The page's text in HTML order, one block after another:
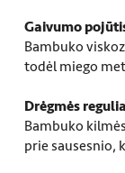
Gaivumo
Bambuko
todėl miego
Drėgmės
Bambuko
prie